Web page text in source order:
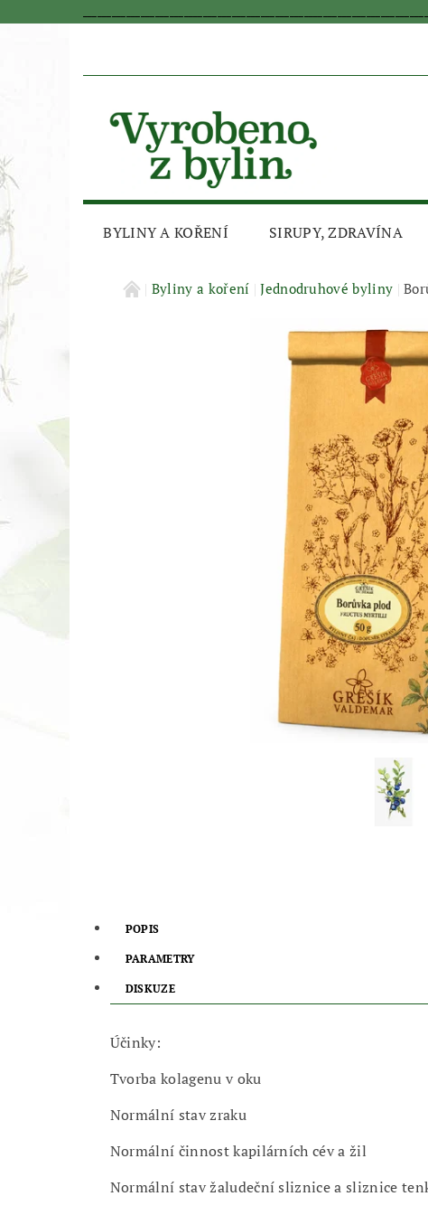
BYLINY A KOŘENÍ SIRUPY, ZDRAVÍNA
AKČNÍ SLEVAByliny a koření Jednodruhové byliny
POPIS
PARAMETRY
DISKUZE
Účinky:
Tvorba kolagenu v oku
Normální stav zraku
Normální činnost kapilárních cév a žil
Normální stav žaludeční sliznice a sliznice